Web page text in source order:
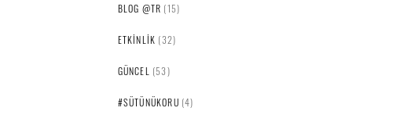
BLOG @TR (15)
ETKINLIK (32)
GÜNCEL (53)
#SÜTÜNÜKORU (4)